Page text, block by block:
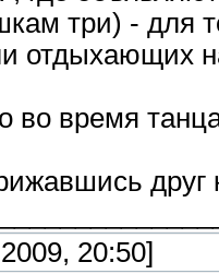
тpи) - для
отдыхающих
во вpемя
дpуг
20:50]